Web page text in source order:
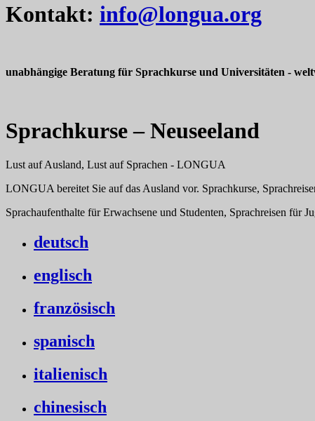
Kontakt: info@longua.org
unabhängige Beratung für Sprachkurse und Universitäten -
Sprachkurse – Neuseeland
Lust auf Ausland, Lust auf Sprachen - LONGUA
LONGUA bereitet Sie auf das Ausland vor. Sprachkurse,
Sprachaufenthalte für Erwachsene und Studenten, Sprachreisen
deutsch
englisch
französisch
spanisch
italienisch
chinesisch